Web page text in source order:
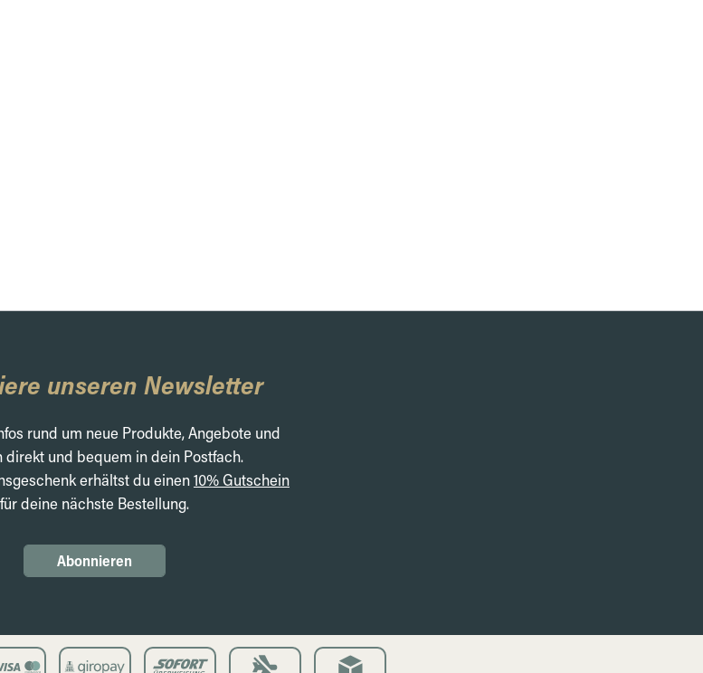
unseren Newsletter
rund um neue Produkte, Angebote und
direkt und bequem in dein Postfach.
erhältst du einen10% Gutschein
für deine nächste Bestellung.
Abonnieren